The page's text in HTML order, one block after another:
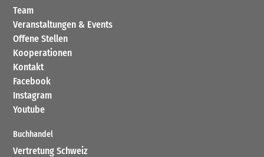
Team
Veranstaltungen & Events
Offene Stellen
Kooperationen
Kontakt
Facebook
Instagram
Youtube
Buchhandel
Vertretung Schweiz